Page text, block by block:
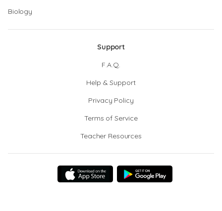
Biology
Support
F.A.Q.
Help & Support
Privacy Policy
Terms of Service
Teacher Resources